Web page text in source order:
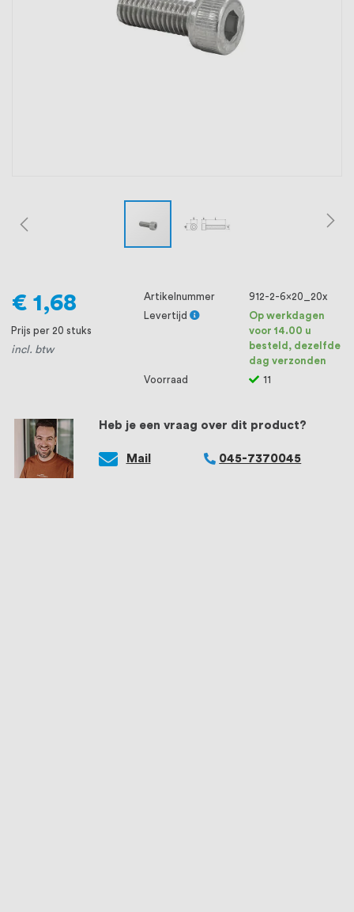
ons voorop, want we geloven dat een
goede relatie met onze klanten het
Heb je een vraag over dit product?
Mail 045-7370045
€ 1,68
Prijs per 20 stuks
incl. btw
Artikelnummer
912-2-6x20_20x
Levertijd
Op werkdagen
voor 14.00 u
besteld, dezelfde
dag verzonden
Voorraad
11